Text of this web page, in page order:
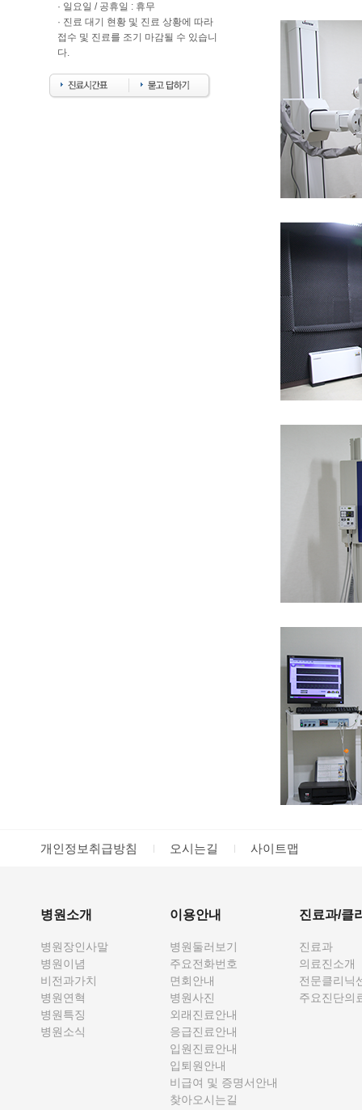
· 일요일 / 공휴일 : 휴무
· 진료 대기 현황 및 진료 상황에 따라
접수 및 진료를 조기 마감될 수 있습니
다.
개인정보취급방침 오시는길 사이트맵
병원소개
병원장인사말
병원이념
비전과가치
병원연혁
병원특징
병원소식
이용안내
병원둘러보기
주요전화번호
면회안내
병원사진
외래진료안내
응급진료안내
입원진료안내
입퇴원안내
비급여 및 증명서안내
찾아오시는길
진료과/클
진료과
의료진소개
전문클리닉
주요진단의